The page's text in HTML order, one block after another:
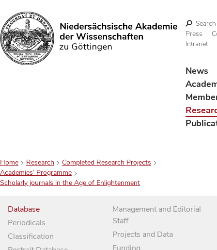
Search
Search
Press
Intranet
News
Home Research
Completed Research Projects
Academies’ Programme
Scholarly journals in the Age of Enlightenment
Database
Periodicals
Classification
Management and Editorial
Staff
Projects and Data